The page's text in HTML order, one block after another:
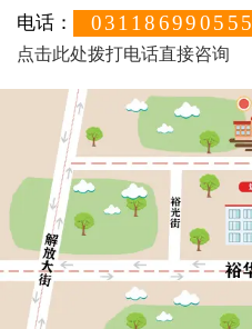
电话： 031186990555
点击此处拨打电话直接咨询